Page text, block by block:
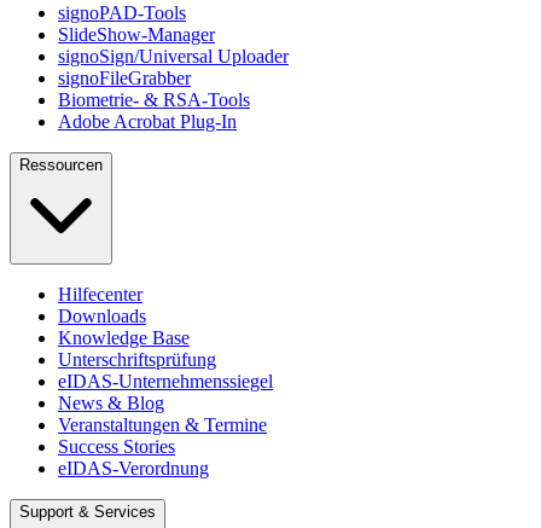
signoPAD-Tools
SlideShow-Manager
signoSign/Universal Uploader
signoFileGrabber
Biometrie- & RSA-Tools
Adobe Acrobat Plug-In
Ressourcen
Hilfecenter
Downloads
Knowledge Base
Unterschriftsprüfung
eIDAS-Unternehmenssiegel
News & Blog
Veranstaltungen & Termine
Success Stories
eIDAS-Verordnung
Support & Services